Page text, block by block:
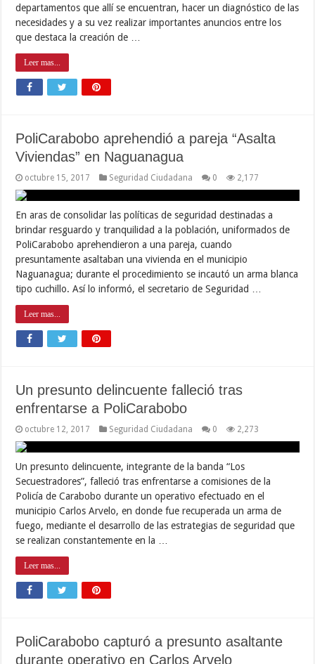
departamentos que allí se encuentran, hacer un diagnóstico de las
necesidades y a su vez realizar importantes anuncios entre los
que destaca la creación de …
Leer mas...
PoliCarabobo aprehendió a pareja “Asalta
Viviendas” en Naguanagua
octubre 15, 2017 Seguridad Ciudadana 0 2,177
En aras de consolidar las políticas de seguridad destinadas a
brindar resguardo y tranquilidad a la población, uniformados de
PoliCarabobo aprehendieron a una pareja, cuando
presuntamente asaltaban una vivienda en el municipio
Naguanagua; durante el procedimiento se incautó un arma blanca
tipo cuchillo. Así lo informó, el secretario de Seguridad …
Leer mas...
Un presunto delincuente falleció tras
enfrentarse a PoliCarabobo
octubre 12, 2017 Seguridad Ciudadana 0 2,273
Un presunto delincuente, integrante de la banda “Los
Secuestradores”, falleció tras enfrentarse a comisiones de la
Policía de Carabobo durante un operativo efectuado en el
municipio Carlos Arvelo, en donde fue recuperada un arma de
fuego, mediante el desarrollo de las estrategias de seguridad que
se realizan constantemente en la …
Leer mas...
PoliCarabobo capturó a presunto asaltante
durante operativo en Carlos Arvelo